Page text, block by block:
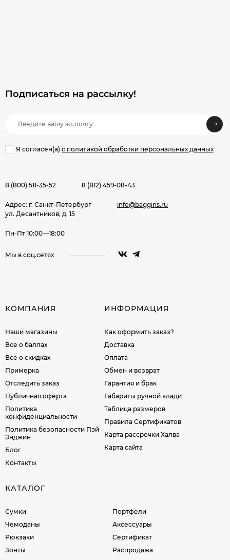
Подписаться на рассылкy!
Я согласен(a) с политикой обработки персональных данных
8 (800) 511-35-52 8 (812) 459-08-43
Адрес: г. Санкт-Петербург
ул. Десантников, д. 15
info@baggins.ru
Пн-Пт 10:00—18:00
Мы в соц.сетях
КОМПАНИЯ
Наши магазины
Все о баллах
Все о скидках
Примерка
Отследить заказ
Публичная оферта
Политика
конфиденциальности
Политика безопасности Пэй
Энджин
Блог
Контакты
ИНФОРМАЦИЯ
Как оформить заказ?
Доставка
Оплата
Обмен и возврат
Гарантия и брак
Габариты ручной клади
Таблица размеров
Правила Сертификатов
Карта рассрочки Халва
Карта сайта
КАТАЛОГ
Сумки
Чемоданы
Рюкзаки
Зонты
Портфели
Аксессуары
Сертификат
Распродажа